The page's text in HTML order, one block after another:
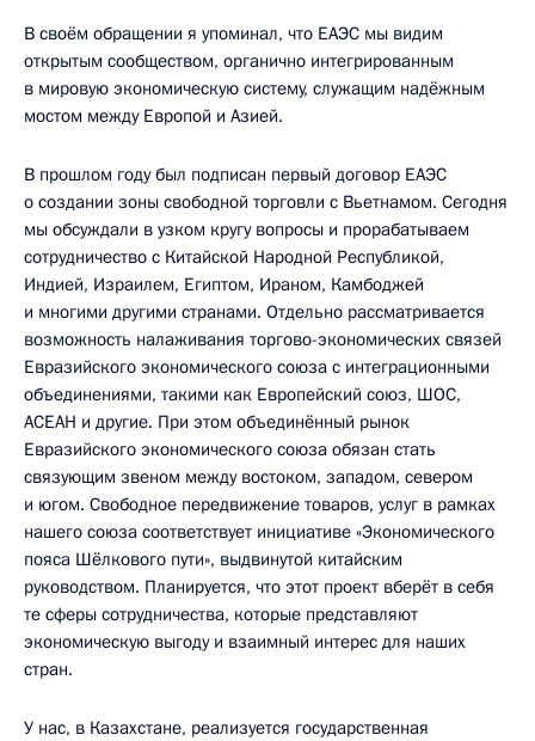
В своём обращении я упоминал, что ЕАЭС мы видим
открытым сообществом, органично интегрированным
в мировую экономическую систему, служащим надёжным
мостом между Европой и Азией.
В прошлом году был подписан первый договор ЕАЭС
о создании зоны свободной торговли с Вьетнамом. Сегодня
мы обсуждали в узком кругу вопросы и прорабатываем
сотрудничество с Китайской Народной Республикой,
Индией, Израилем, Египтом, Ираном, Камбоджей
и многими другими странами. Отдельно рассматривается
возможность налаживания торгово-экономических связей
Евразийского экономического союза с интеграционными
объединениями, такими как Европейский союз, ШОС,
АСЕАН и другие. При этом объединённый рынок
Евразийского экономического союза обязан стать
связующим звеном между востоком, западом, севером
и югом. Свободное передвижение товаров, услуг в рамках
нашего союза соответствует инициативе «Экономического
пояса Шёлкового пути», выдвинутой китайским
руководством. Планируется, что этот проект вберёт в себя
те сферы сотрудничества, которые представляют
экономическую выгоду и взаимный интерес для наших
стран.
У нас, в Казахстане, реализуется государственная